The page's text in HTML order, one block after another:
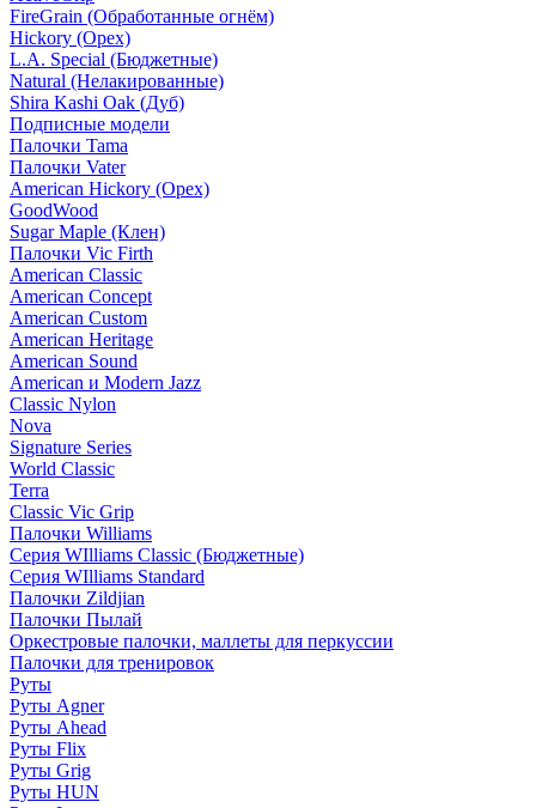
FireGrain (Обработанные огнём)
Hickory (Орех)
L.A. Special (Бюджетные)
Natural (Нелакированные)
Shira Kashi Oak (Дуб)
Подписные модели
Палочки Tama
Палочки Vater
American Hickory (Орех)
GoodWood
Sugar Maple (Клен)
Палочки Vic Firth
American Classic
American Concept
American Custom
American Heritage
American Sound
American и Modern Jazz
Classic Nylon
Nova
Signature Series
World Classic
Terra
Classic Vic Grip
Палочки Williams
Серия WIlliams Classic (Бюджетные)
Серия WIlliams Standard
Палочки Zildjian
Палочки Пылай
Оркестровые палочки, маллеты для перкуссии
Палочки для тренировок
Руты
Руты Agner
Руты Ahead
Руты Flix
Руты Grig
Руты HUN